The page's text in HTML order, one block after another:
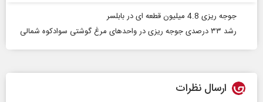
جوجه ریزی 4.8 میلیون قطعه ای در بابلسر
رشد ۳۳ درصدی جوجه ریزی در واحدهای مرغ گوشتی سوادکوه شمالی
ارسال نظرات